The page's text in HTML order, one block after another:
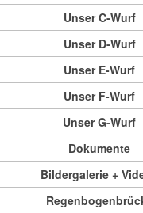
Unser C-Wurf
Unser D-Wurf
Unser E-Wurf
Unser F-Wurf
Unser G-Wurf
Dokumente
Bildergalerie +